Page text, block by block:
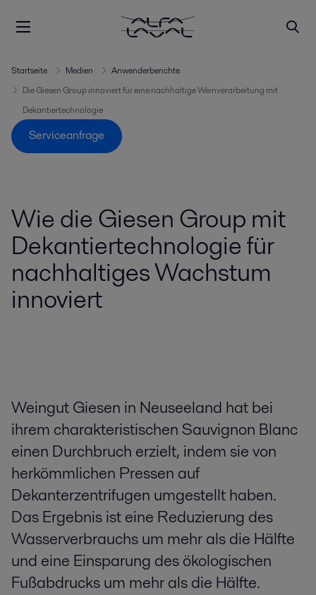
Startseite Medien
Anwenderberichte
Die Giesen Group innoviert für eine nachhaltige Weinverarbeitung mit
Dekantiertechnologie
Serviceanfrage
Wie die Giesen Group mit
Dekantiertechnologie für
nachhaltiges Wachstum
innoviert
Weingut Giesen in Neuseeland hat bei
ihrem charakteristischen Sauvignon Blanc
einen Durchbruch erzielt, indem sie von
herkömmlichen Pressen auf
Dekanterzentrifugen umgestellt haben.
Das Ergebnis ist eine Reduzierung des
Wasserverbrauchs um mehr als die Hälfte
und eine Einsparung des ökologischen
Fußabdrucks um mehr als die Hälfte.